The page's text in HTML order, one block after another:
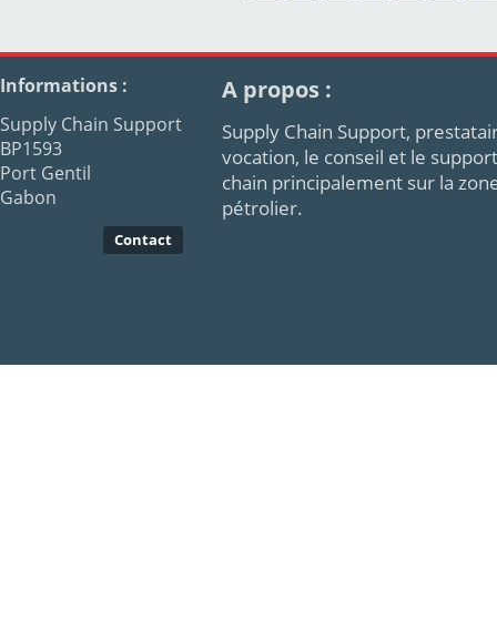
Informations :
Supply Chain Support
BP1593
Port Gentil
Gabon
Contact
A propos :
Supply Chain Support,
vocation, le conseil et le
chain principalement sur la
pétrolier.